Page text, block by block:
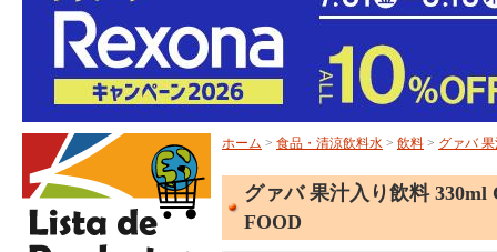
ホーム > 食品・清涼飲料水 > 飲料 > グァバ
グァバ 果汁入り飲料 330ml
FOOD